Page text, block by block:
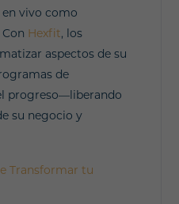
vivo como
Hexfit, los
aspectos de su
de
progreso—liberando
su negocio y
Transformar tu